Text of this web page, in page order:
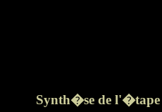
Synth�se de